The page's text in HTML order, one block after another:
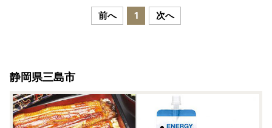
前へ 1 次へ
静岡県三島市